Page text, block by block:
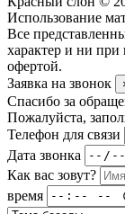
Использование
Все
характер и ни при
офертой.
Заявка на звонок
Спасибо за
Пожалуйста,
Телефон для связи
Дата звонка
Как вас зовут?
время